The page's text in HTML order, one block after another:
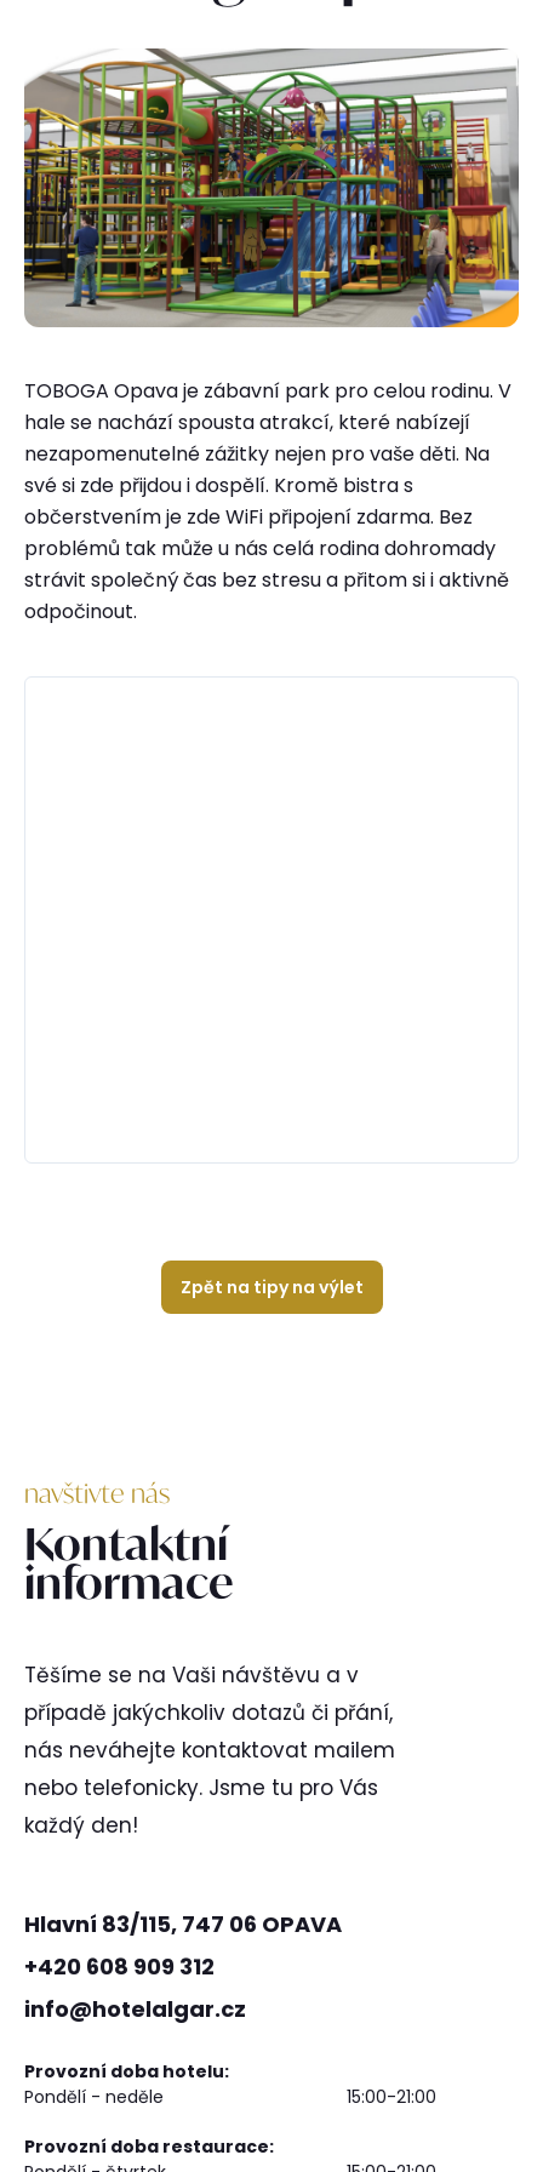
Rezervace ubytování
TOBOGA Opava je zábavní park pro celou rodinu. V
hale se nachází spousta atrakcí, které nabízejí
nezapomenutelné zážitky nejen pro vaše děti. Na
své si zde přijdou i dospělí. Kromě bistra s
občerstvením je zde WiFi připojení zdarma. Bez
problémů tak může u nás celá rodina dohromady
strávit společný čas bez stresu a přitom si i aktivně
odpočinout.
Zpět na tipy na výlet
navštivte nás
Kontaktní
informace
Těšíme se na Vaši návštěvu a v
případě jakýchkoliv dotazů či přání,
nás neváhejte kontaktovat mailem
nebo telefonicky. Jsme tu pro Vás
každý den!
Hlavní 83/115, 747 06 OPAVA
+420 608 909 312
info@hotelalgar.cz
Provozní doba hotelu:
Pondělí - neděle
15:00-21:00
Provozní doba restaurace: